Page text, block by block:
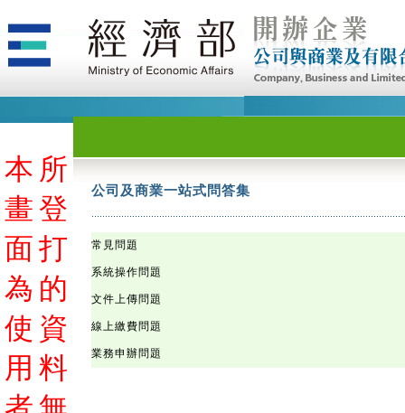
本
本
本
本
本
本
本
本
本
本
本
本
本
本
本
本
本
本
本
本
本
本
本
本
本
本
本
本
本
本
本
本
本
本
本
本
本
本
本
本
本
本
本
本
本
本
本